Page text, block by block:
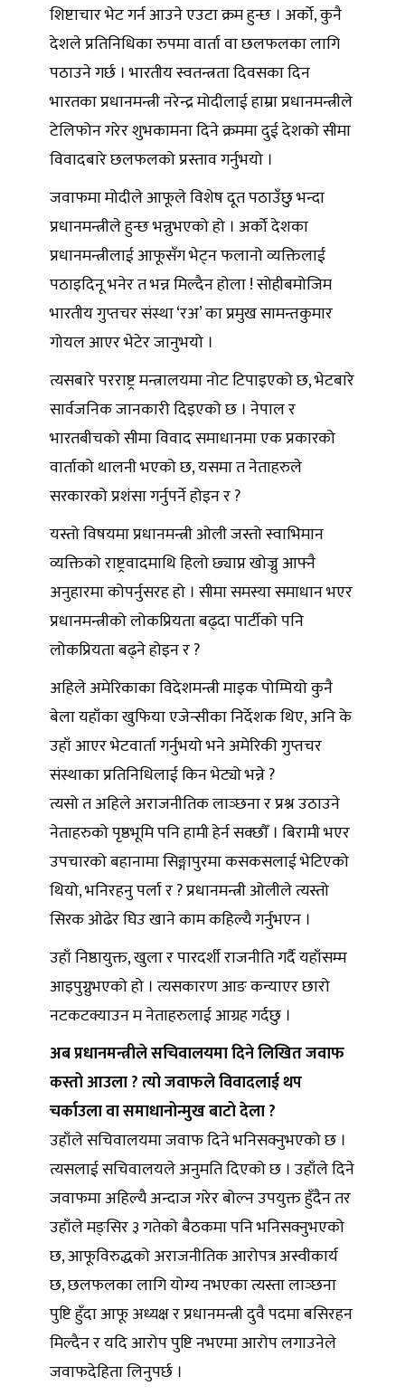
शिष्टाचार भेट गर्न आउने एउटा क्रम हुन्छ । अर्को, कुनै
देशले प्रतिनिधिका रुपमा वार्ता वा छलफलका लागि
पठाउने गर्छ । भारतीय स्वतन्त्रता दिवसका दिन
भारतका प्रधानमन्त्री नरेन्द्र मोदीलाई हाम्रा प्रधानमन्त्रीले
टेलिफोन गरेर शुभकामना दिने क्रममा दुई देशको सीमा
विवादबारे छलफलको प्रस्ताव गर्नुभयो ।
जवाफमा मोदीले आफूले विशेष दूत पठाउँछु भन्दा
प्रधानमन्त्रीले हुन्छ भन्नुभएको हो । अर्को देशका
प्रधानमन्त्रीलाई आफूसँग भेट्न फलानो व्यक्तिलाई
पठाइदिनू भनेर त भन्न मिल्दैन होला ! सोहीबमोजिम
भारतीय गुप्तचर संस्था ‘रअ’ का प्रमुख सामन्तकुमार
गोयल आएर भेटेर जानुभयो ।
त्यसबारे परराष्ट्र मन्त्रालयमा नोट टिपाइएको छ, भेटबारे
सार्वजनिक जानकारी दिइएको छ । नेपाल र
भारतबीचको सीमा विवाद समाधानमा एक प्रकारको
वार्ताको थालनी भएको छ, यसमा त नेताहरुले
सरकारको प्रशंसा गर्नुपर्ने होइन र ?
यस्तो विषयमा प्रधानमन्त्री ओली जस्तो स्वाभिमान
व्यक्तिको राष्ट्रवादमाथि हिलो छ्याप्न खोज्नु आफ्नै
अनुहारमा कोपर्नुसरह हो । सीमा समस्या समाधान भएर
प्रधानमन्त्रीको लोकप्रियता बढ्दा पार्टीको पनि
लोकप्रियता बढ्ने होइन र ?
अहिले अमेरिकाका विदेशमन्त्री माइक पोम्पियो कुनै
बेला यहाँका खुफिया एजेन्सीका निर्देशक थिए, अनि के
उहाँ आएर भेटवार्ता गर्नुभयो भने अमेरिकी गुप्तचर
संस्थाका प्रतिनिधिलाई किन भेट्यो भन्ने ?
त्यसो त अहिले अराजनीतिक लाञ्छना र प्रश्न उठाउने
नेताहरुको पृष्ठभूमि पनि हामी हेर्न सक्छौँ । बिरामी भएर
उपचारको बहानामा सिङ्गापुरमा कसकसलाई भेटिएको
थियो, भनिरहनु पर्ला र ? प्रधानमन्त्री ओलीले त्यस्तो
सिरक ओढेर घिउ खाने काम कहिल्यै गर्नुभएन ।
उहाँ निष्ठायुक्त, खुला र पारदर्शी राजनीति गर्दै यहाँसम्म
आइपुग्नुभएको हो । त्यसकारण आङ कन्याएर छारो
नटकटक्याउन म नेताहरुलाई आग्रह गर्दछु ।
अब प्रधानमन्त्रीले सचिवालयमा दिने लिखित जवाफ
कस्तो आउला ? त्यो जवाफले विवादलाई थप
चर्काउला वा समाधानोन्मुख बाटो देला ?
उहाँले सचिवालयमा जवाफ दिने भनिसक्नुभएको छ ।
त्यसलाई सचिवालयले अनुमति दिएको छ । उहाँले दिने
जवाफमा अहिल्यै अन्दाज गरेर बोल्न उपयुक्त हुँदैन तर
उहाँले मङ्सिर ३ गतेको बैठकमा पनि भनिसक्नुभएको
छ, आफूविरुद्धको अराजनीतिक आरोपत्र अस्वीकार्य
छ, छलफलका लागि योग्य नभएका त्यस्ता लाञ्छना
पुष्टि हुँदा आफू अध्यक्ष र प्रधानमन्त्री दुवै पदमा बसिरहन
मिल्दैन र यदि आरोप पुष्टि नभएमा आरोप लगाउनेले
जवाफदेहिता लिनुपर्छ ।